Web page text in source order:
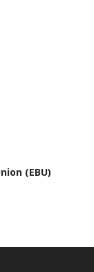
(EBU)